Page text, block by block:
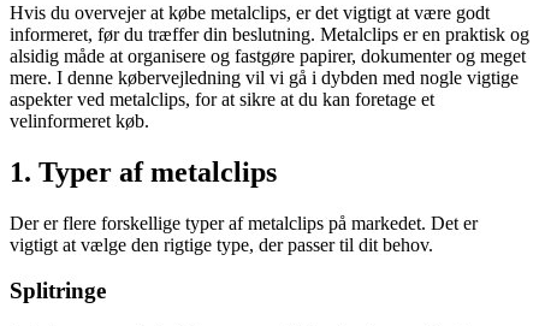
Hvis du overvejer at købe metalclips, er det vigtigt at være godt
informeret, før du træffer din beslutning. Metalclips er en praktisk og
alsidig måde at organisere og fastgøre papirer, dokumenter og meget
mere. I denne købervejledning vil vi gå i dybden med nogle vigtige
aspekter ved metalclips, for at sikre at du kan foretage et
velinformeret køb.
1. Typer af metalclips
Der er flere forskellige typer af metalclips på markedet. Det er
vigtigt at vælge den rigtige type, der passer til dit behov.
Splitringe